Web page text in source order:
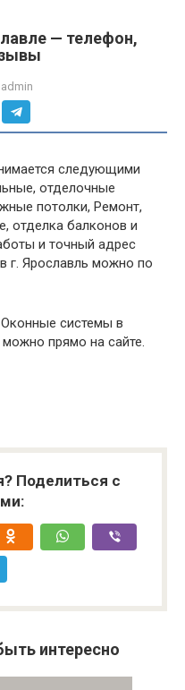
— телефон,
admin
следующими
отделочные
потолки, Ремонт,
отделка балконов и
и точный адрес
г. Ярославль можно по
системы в
можно прямо на сайте.
Поделиться с
интересно